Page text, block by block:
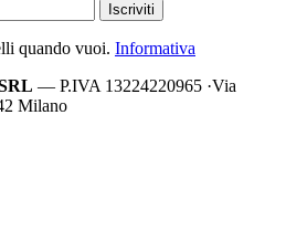
Iscriviti
quando vuoi. Informativa
— P.IVA 13224220965 ·Via
Milano